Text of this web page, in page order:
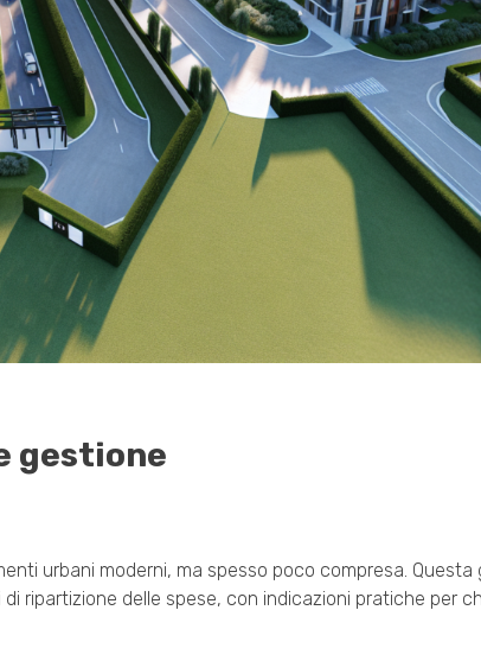
gestione
urbani moderni, ma spesso poco compresa. Questa
ripartizione delle spese, con indicazioni pratiche per